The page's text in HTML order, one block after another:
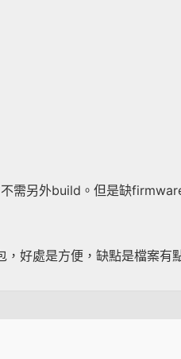
需另外build。但是缺
好處是方便，缺點是檔案有